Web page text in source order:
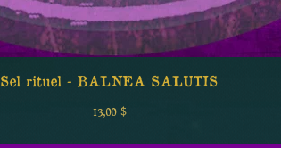
Aperçu rapide
Sel rituel - BALNEA SALUTIS
Prix
13,00 $